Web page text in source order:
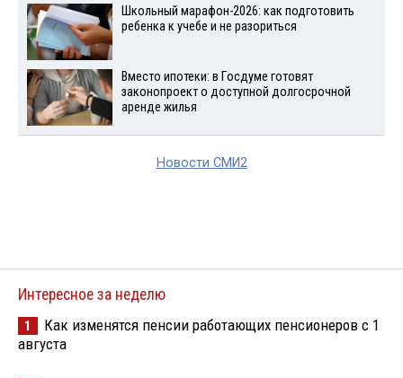
Школьный марафон-2026: как подготовить
ребенка к учебе и не разориться
Вместо ипотеки: в Госдуме готовят
законопроект о доступной долгосрочной
аренде жилья
Новости СМИ2
Интересное за неделю
1
Как изменятся пенсии работающих пенсионеров с 1
августа